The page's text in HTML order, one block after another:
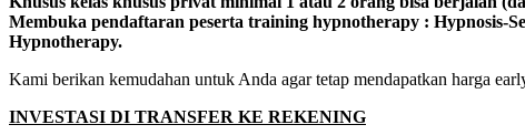
Membuka pendaftaran peserta training hypnotherapy : Hypnosis-
Hypnotherapy.
Kami berikan kemudahan untuk Anda agar tetap mendapatkan harga
INVESTASI DI TRANSFER KE REKENING